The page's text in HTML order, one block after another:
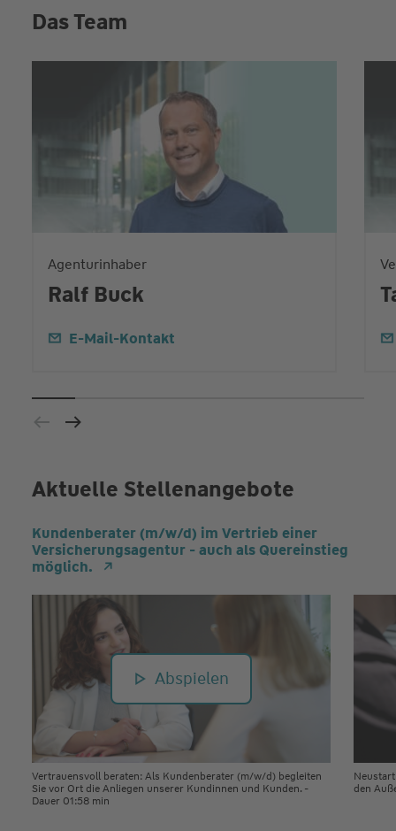
Das Team
Agenturinhaber
Ralf Buck
E-Mail-Kontakt
Aktuelle Stellenangebote
Kundenberater (m/w/d) im Vertrieb einer
Versicherungsagentur - auch als Quereinstieg
möglich.
Abspielen
Vertrauensvoll beraten: Als Kundenberater (m/w/d) begleiten
Sie vor Ort die Anliegen unserer Kundinnen und Kunden. -
Dauer 01:58 min
den